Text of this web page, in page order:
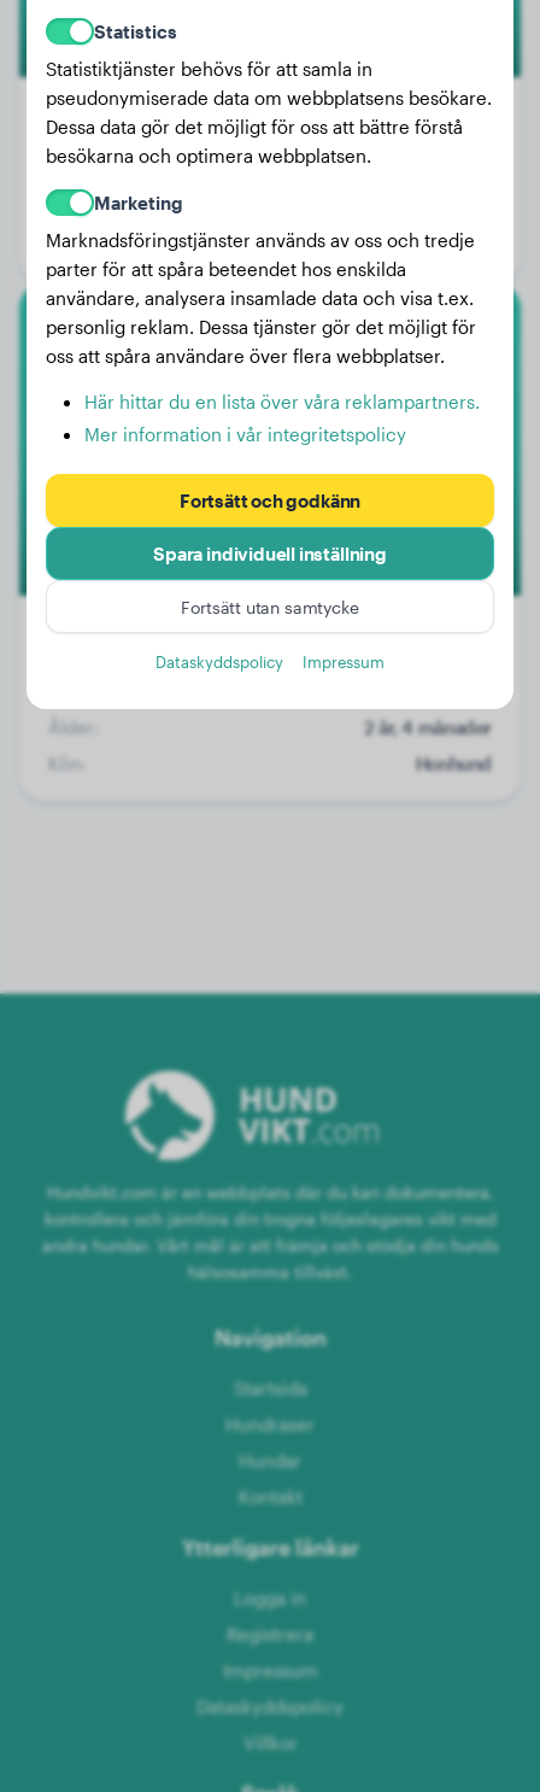
Ålder:
Kön:
Hanhund
Boxer
Amy
Ålder:
2 år, 4 månader
Kön:
Honhund
Hundvikt.com är en webbplats där du kan dokumentera,
kontrollera och jämföra din trogna följeslagares vikt med
andra hundar. Vårt mål är att främja och stödja din hunds
hälsosamma tillväxt.
Navigation
Startsida
Hundraser
Hundar
Kontakt
Ytterligare länkar
Logga in
Registrera
Impressum
Dataskyddspolicy
Villkor
Statistics
Statistiktjänster behövs för att samla in
pseudonymiserade data om webbplatsens besökare.
Dessa data gör det möjligt för oss att bättre förstå
besökarna och optimera webbplatsen.
Marketing
Marknadsföringstjänster används av oss och tredje
parter för att spåra beteendet hos enskilda
användare, analysera insamlade data och visa t.ex.
personlig reklam. Dessa tjänster gör det möjligt för
oss att spåra användare över flera webbplatser.
Här hittar du en lista över våra reklampartners.
Mer information i vår integritetspolicy
Fortsätt och godkänn
Spara individuell inställning
Fortsätt utan samtycke
Dataskyddspolicy Impressum